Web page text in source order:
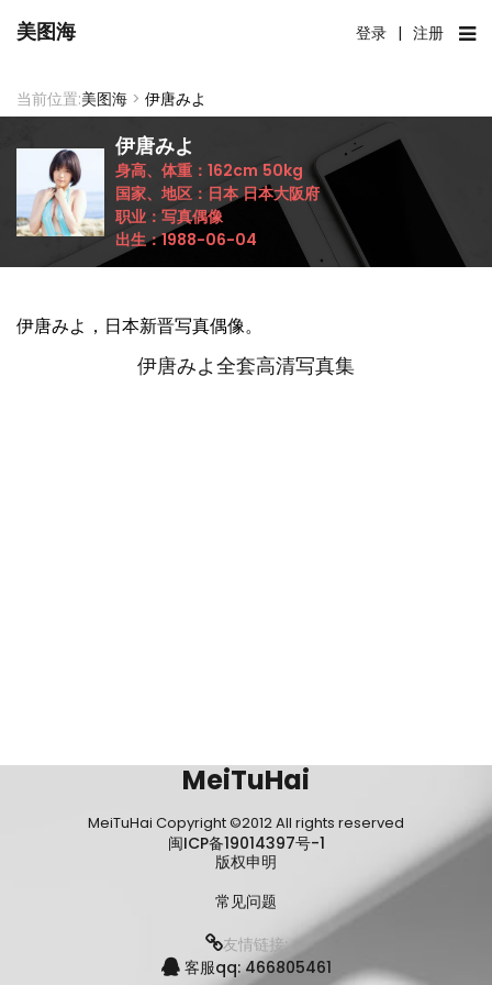
美图海 登录 | 注册
当前位置:美图海 > 伊唐みよ
伊唐みよ
身高、体重： 162cm 50kg
国家、地区： 日本 日本大阪府
职业： 写真偶像
出生：1988-06-04
伊唐みよ，日本新晋写真偶像。
伊唐みよ全套高清写真集
MeiTuHai
MeiTuHai Copyright ©2012 All rights reserved
闽ICP备19014397号-1
版权申明
常见问题
友情链接:
客服qq: 466805461